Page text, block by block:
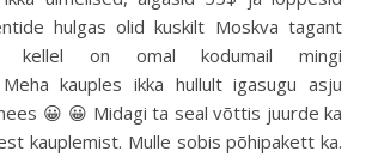
hulgas olid kuskilt Moskva tagant
kellel on omal kodumail mingi
kauples ikka hullult igasugu asju
😀 😀 Midagi ta seal võttis juurde ka
kauplemist. Mulle sobis põhipakett ka.